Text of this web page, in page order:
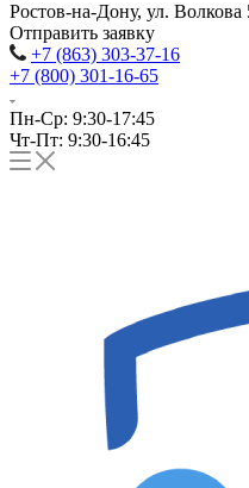
Ростов-на-Дону, ул. Волкова
Отправить заявку
+7 (863) 303-37-16
+7 (800) 301-16-65
Пн-Ср: 9:30-17:45
Чт-Пт: 9:30-16:45